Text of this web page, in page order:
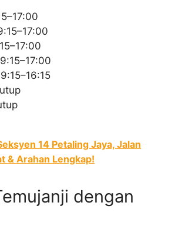
14 Petaling Jaya, Jalan
& Arahan Lengkap!
dengan